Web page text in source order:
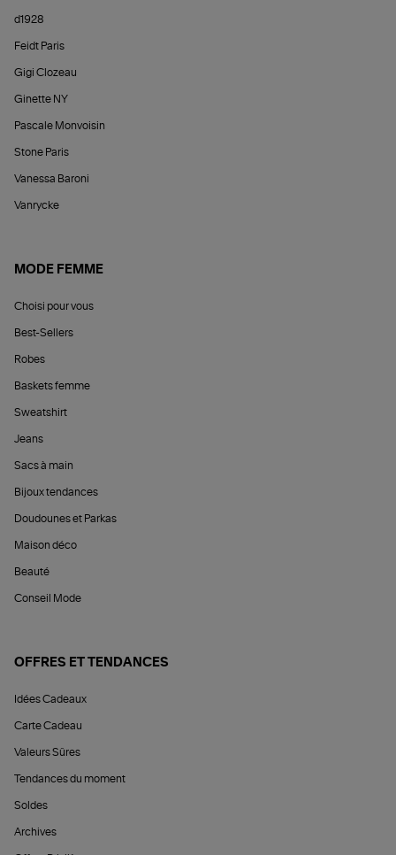
d1928
Feidt Paris
Gigi Clozeau
Ginette NY
Pascale Monvoisin
Stone Paris
Vanessa Baroni
Vanrycke
MODE FEMME
Choisi pour vous
Best-Sellers
Robes
Baskets femme
Sweatshirt
Jeans
Sacs à main
Bijoux tendances
Doudounes et Parkas
Maison déco
Beauté
Conseil Mode
OFFRES ET TENDANCES
Idées Cadeaux
Carte Cadeau
Valeurs Sûres
Tendances du moment
Soldes
Archives